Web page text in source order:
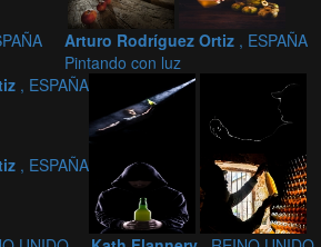
Arturo Rodríguez Ortiz , ESPAÑA
Pintando con luz
, ESPAÑA
, ESPAÑA